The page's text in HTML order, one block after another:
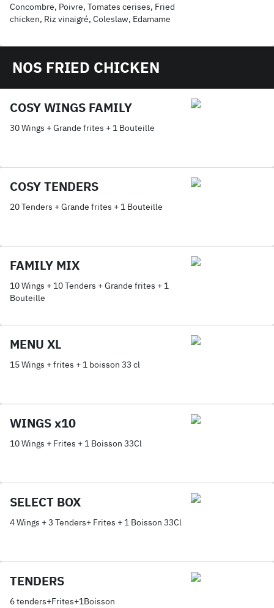
Concombre, Poivre, Tomates cerises, Fried
chicken, Riz vinaigré, Coleslaw, Edamame
NOS FRIED CHICKEN
COSY WINGS FAMILY
30 Wings + Grande frites + 1 Bouteille
COSY TENDERS
20 Tenders + Grande frites + 1 Bouteille
FAMILY MIX
10 Wings + 10 Tenders + Grande frites + 1
Bouteille
MENU XL
15 Wings + frites + 1 boisson 33 cl
WINGS x10
10 Wings + Frites + 1 Boisson 33Cl
SELECT BOX
4 Wings + 3 Tenders+ Frites + 1 Boisson 33Cl
TENDERS
6 tenders+Frites+1Boisson